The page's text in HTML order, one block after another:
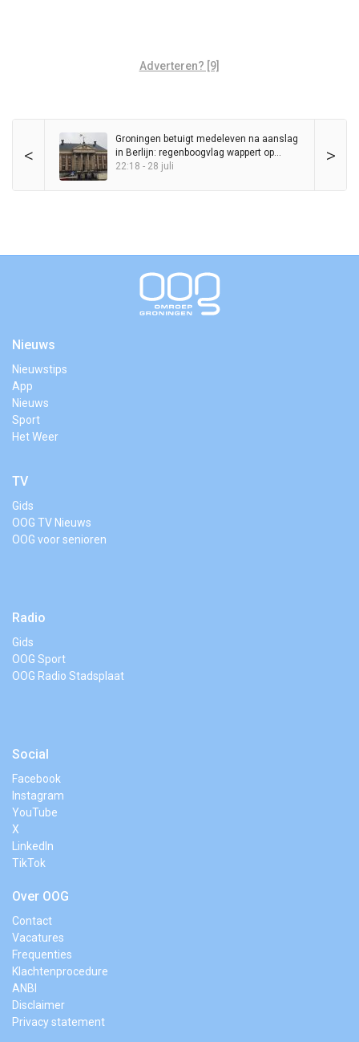
Adverteren? [9]
< >
Groningen betuigt medeleven na aanslag
in Berlijn: regenboogvlag wappert op
Stadhuis
22:18 - 28 juli
Nieuws
Nieuwstips
App
Nieuws
Sport
Het Weer
TV
Gids
OOG TV Nieuws
OOG voor senioren
Radio
Gids
OOG Sport
OOG Radio Stadsplaat
Social
Facebook
Instagram
YouTube
X
LinkedIn
TikTok
Over OOG
Contact
Vacatures
Frequenties
Klachtenprocedure
ANBI
Disclaimer
Privacy statement